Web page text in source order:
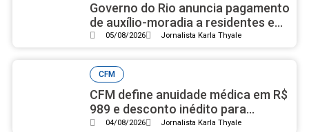
Governo do Rio anuncia pagamento
de auxílio-moradia a residentes em
setembro
05/08/2026 Jornalista Karla Thyale
CFM
CFM define anuidade médica em R$
989 e desconto inédito para
médicos residentes
04/08/2026 Jornalista Karla Thyale